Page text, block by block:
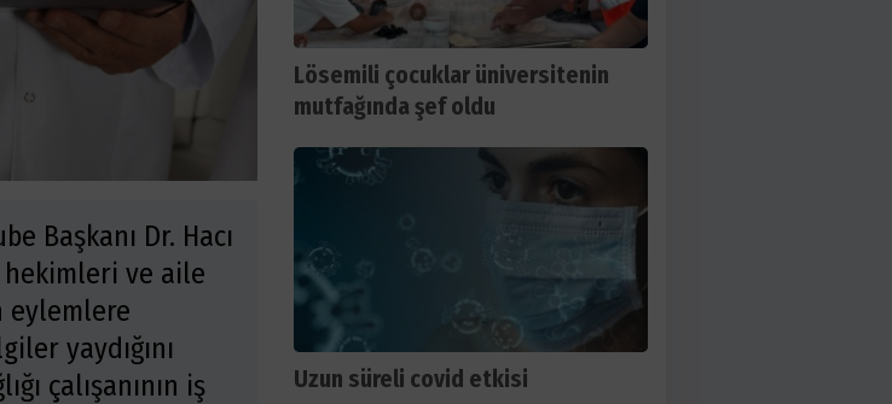
Başkanı Dr. Hacı
hekimleri ve aile
eylemlere
yaydığını
çalışanının iş
Lösemili çocuklar üniversitenin
mutfağında şef oldu
Uzun süreli covid etkisi